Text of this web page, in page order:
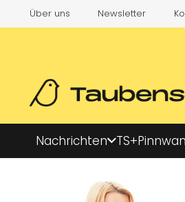
Über uns Newsletter
Nachrichten TS+